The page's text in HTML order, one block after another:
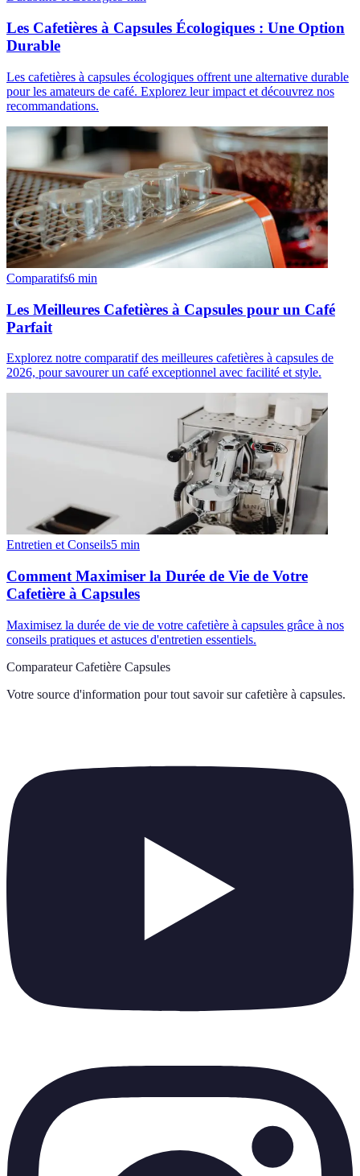
Les Cafetières à Capsules Écologiques : Une Option
Durable
Les cafetières à capsules écologiques offrent une alternative durable
pour les amateurs de café. Explorez leur impact et découvrez nos
recommandations.
Comparatifs6 min
Les Meilleures Cafetières à Capsules pour un Café
Parfait
Explorez notre comparatif des meilleures cafetières à capsules de
2026, pour savourer un café exceptionnel avec facilité et style.
Entretien et Conseils5 min
Comment Maximiser la Durée de Vie de Votre
Cafetière à Capsules
Maximisez la durée de vie de votre cafetière à capsules grâce à nos
conseils pratiques et astuces d'entretien essentiels.
Comparateur Cafetière Capsules
Votre source d'information pour tout savoir sur cafetière à capsules.